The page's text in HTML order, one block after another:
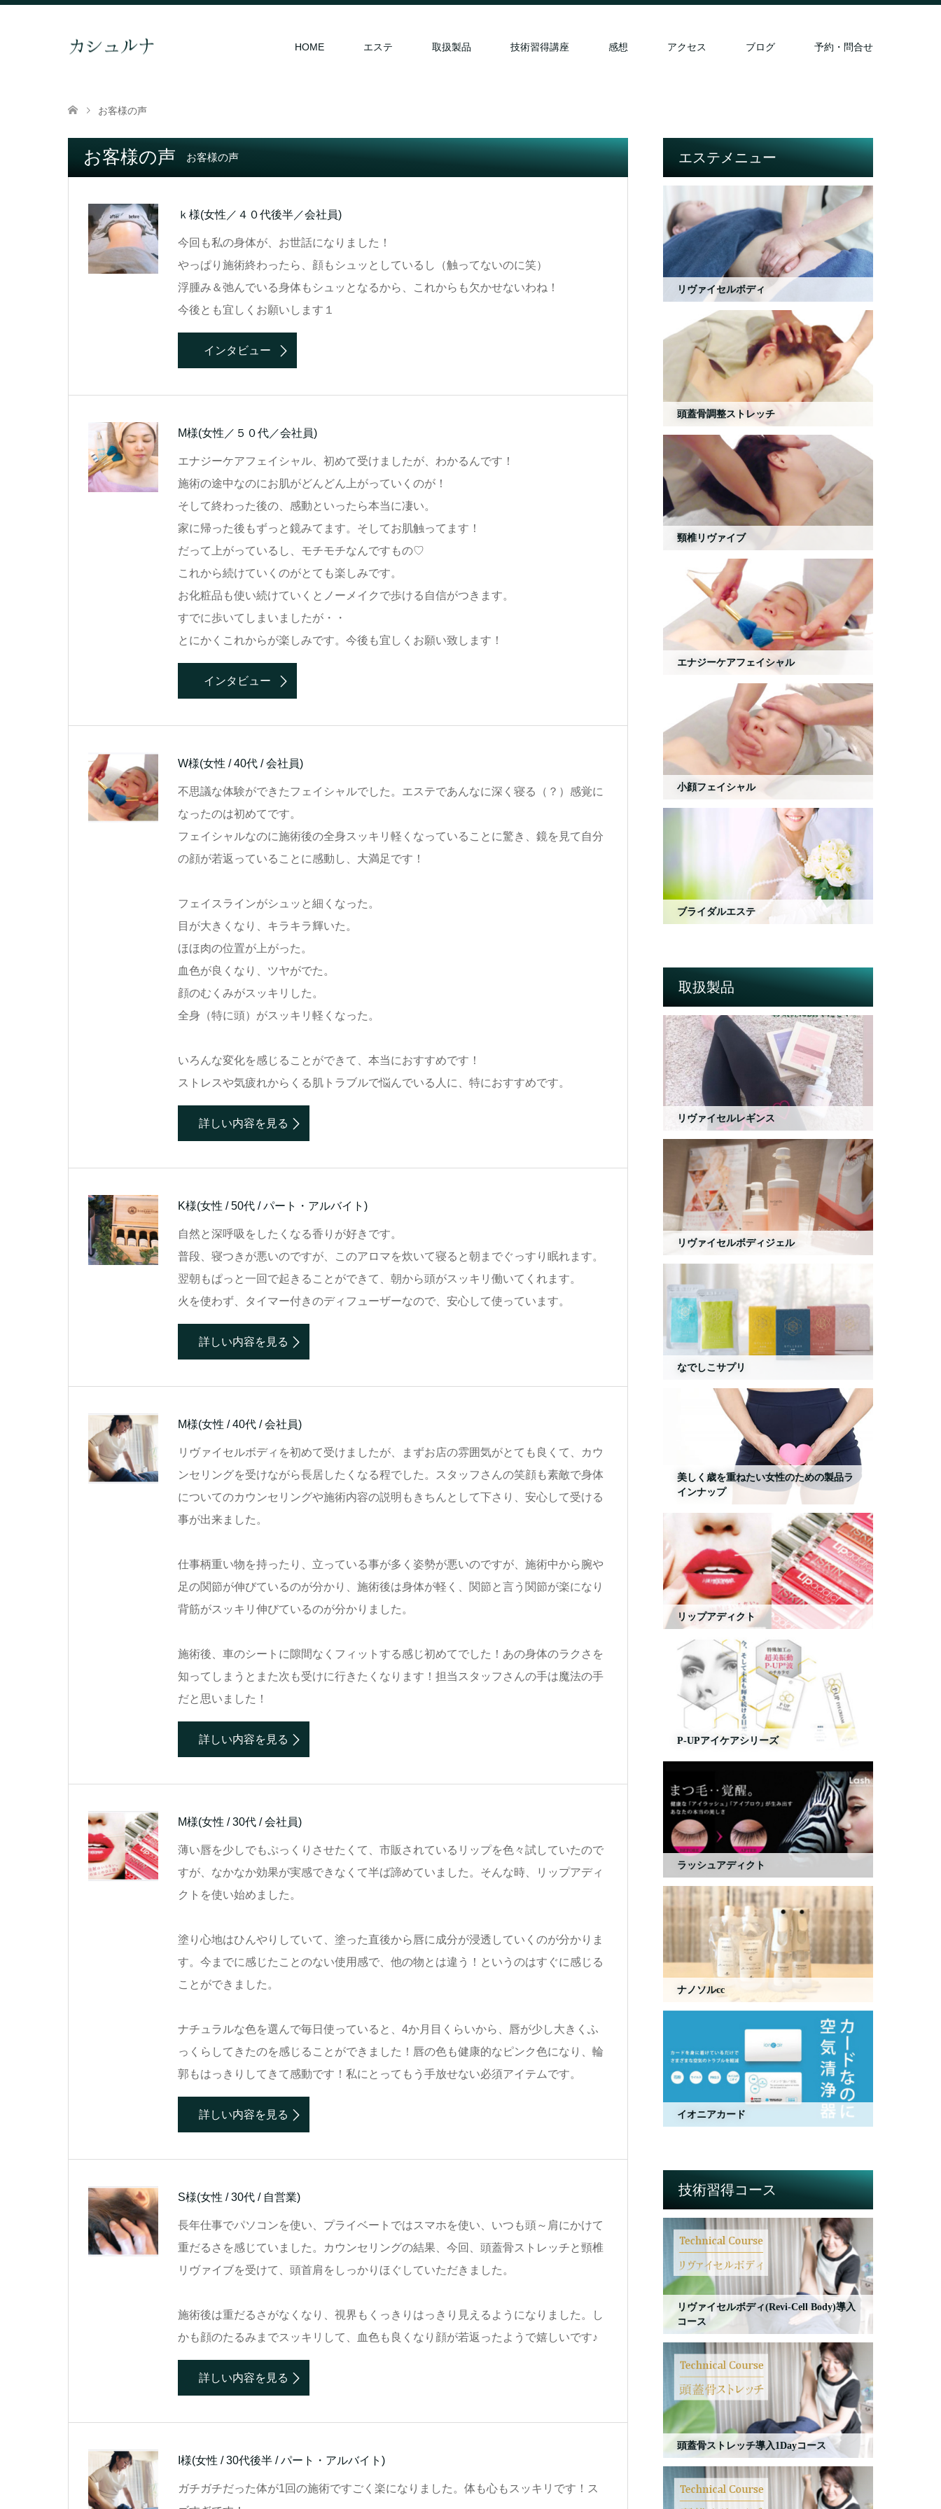
HOME エステ 取扱製品 技術習得講座 感想 アクセス ブログ 予約・問合せ
お客様の声
お客様の声 お客様の声
ｋ様(女性／４０代後半／会社員)
今回も私の身体が、お世話になりました！
やっぱり施術終わったら、顔もシュッとしているし（触ってないのに笑）
浮腫み＆弛んでいる身体もシュッとなるから、これからも欠かせないわね！
今後とも宜しくお願いします１
インタビュー
M様(女性／５０代／会社員)
エナジーケアフェイシャル、初めて受けましたが、わかるんです！
施術の途中なのにお肌がどんどん上がっていくのが！
そして終わった後の、感動といったら本当に凄い。
家に帰った後もずっと鏡みてます。そしてお肌触ってます！
だって上がっているし、モチモチなんですもの♡
これから続けていくのがとても楽しみです。
お化粧品も使い続けていくとノーメイクで歩ける自信がつきます。
すでに歩いてしまいましたが・・
とにかくこれからが楽しみです。今後も宜しくお願い致します！
インタビュー
W様(女性 / 40代 / 会社員)
不思議な体験ができたフェイシャルでした。エステであんなに深く寝る（？）感覚に
なったのは初めてです。
フェイシャルなのに施術後の全身スッキリ軽くなっていることに驚き、鏡を見て自分
の顔が若返っていることに感動し、大満足です！
フェイスラインがシュッと細くなった。
目が大きくなり、キラキラ輝いた。
ほほ肉の位置が上がった。
血色が良くなり、ツヤがでた。
顔のむくみがスッキリした。
全身（特に頭）がスッキリ軽くなった。
いろんな変化を感じることができて、本当におすすめです！
ストレスや気疲れからくる肌トラブルで悩んでいる人に、特におすすめです。
詳しい内容を見る
K様(女性 / 50代 / パート・アルバイト)
自然と深呼吸をしたくなる香りが好きです。
普段、寝つきが悪いのですが、このアロマを炊いて寝ると朝までぐっすり眠れます。
翌朝もぱっと一回で起きることができて、朝から頭がスッキリ働いてくれます。
火を使わず、タイマー付きのディフューザーなので、安心して使っています。
詳しい内容を見る
M様(女性 / 40代 / 会社員)
リヴァイセルボディを初めて受けましたが、まずお店の雰囲気がとても良くて、カウ
ンセリングを受けながら長居したくなる程でした。スタッフさんの笑顔も素敵で身体
についてのカウンセリングや施術内容の説明もきちんとして下さり、安心して受ける
事が出来ました。
仕事柄重い物を持ったり、立っている事が多く姿勢が悪いのですが、施術中から腕や
足の関節が伸びているのが分かり、施術後は身体が軽く、関節と言う関節が楽になり
背筋がスッキリ伸びているのが分かりました。
施術後、車のシートに隙間なくフィットする感じ初めてでした！あの身体のラクさを
知ってしまうとまた次も受けに行きたくなります！担当スタッフさんの手は魔法の手
だと思いました！
詳しい内容を見る
M様(女性 / 30代 / 会社員)
薄い唇を少しでもぷっくりさせたくて、市販されているリップを色々試していたので
すが、なかなか効果が実感できなくて半ば諦めていました。そんな時、リップアディ
クトを使い始めました。
塗り心地はひんやりしていて、塗った直後から唇に成分が浸透していくのが分かりま
す。今までに感じたことのない使用感で、他の物とは違う！というのはすぐに感じる
ことができました。
ナチュラルな色を選んで毎日使っていると、4か月目くらいから、唇が少し大きくふ
っくらしてきたのを感じることができました！唇の色も健康的なピンク色になり、輪
郭もはっきりしてきて感動です！私にとってもう手放せない必須アイテムです。
詳しい内容を見る
S様(女性 / 30代 / 自営業)
長年仕事でパソコンを使い、プライベートではスマホを使い、いつも頭～肩にかけて
重だるさを感じていました。カウンセリングの結果、今回、頭蓋骨ストレッチと頸椎
リヴァイブを受けて、頭首肩をしっかりほぐしていただきました。
施術後は重だるさがなくなり、視界もくっきりはっきり見えるようになりました。し
かも顔のたるみまでスッキリして、血色も良くなり顔が若返ったようで嬉しいです♪
詳しい内容を見る
I様(女性 / 30代後半 / パート・アルバイト)
ガチガチだった体が1回の施術ですごく楽になりました。体も心もスッキリです！ス
エステメニュー
リヴァイセルボディ
頭蓋骨調整ストレッチ
頸椎リヴァイブ
エナジーケアフェイシャル
小顔フェイシャル
ブライダルエステ
取扱製品
リヴァイセルレギンス
リヴァイセルボディジェル
なでしこサプリ
美しく歳を重ねたい女性のための製品ラ
インナップ
リップアディクト
P-UPアイケアシリーズ
ラッシュアディクト
ナノソルcc
イオニアカード
技術習得コース
リヴァイセルボディ(Revi-Cell Body)導入
コース
頭蓋骨ストレッチ導入1Dayコース